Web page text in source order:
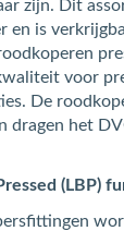
zijn. Dit
en is
voor
De
dragen het
(LBP)